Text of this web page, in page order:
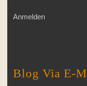
Anmelden
Blog Via E-